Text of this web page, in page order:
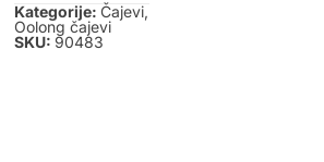
Kategorije: Čajevi,
Oolong čajevi
SKU: 90483